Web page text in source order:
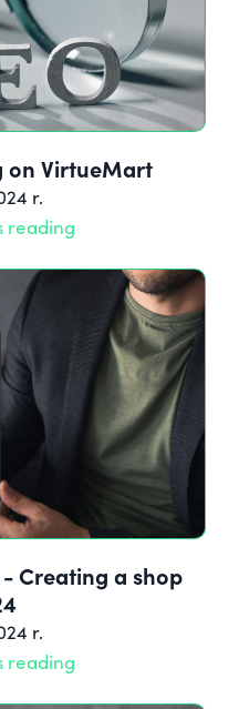
on VirtueMart
r.
reading
Creating a shop
r.
reading